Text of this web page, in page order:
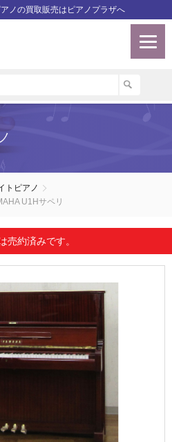
ノの買取販売はピアノプラザへ
トピアノ
U1Hサペリ
売約済みです。